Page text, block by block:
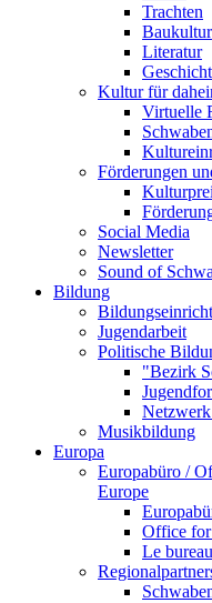
Trachten
Baukultur
Literatur
Kultur für
Virtuelle
Förderungen
Social Media
Newsletter
Sound of
Bildung
Jugendarbeit
Politische
"Bezirk
Musikbildung
Europa
Europabüro /
Europe
Office for
Le